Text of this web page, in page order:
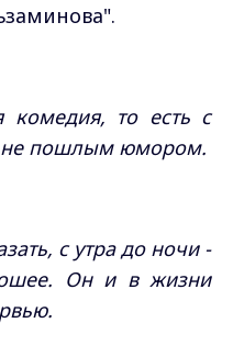
комедия, то есть с
не пошлым юмором.
с утра до ночи -
Он и в жизни